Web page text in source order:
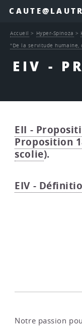
EIV -
Accueil > Hyper-Spinoza >
"De la servitude
EII -
Proposition
scolie).
EIV -
Notre passion